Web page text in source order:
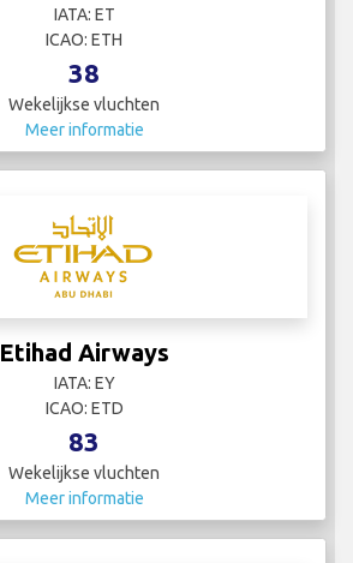
IATA: ET
ICAO: ETH
38
Wekelijkse vluchten
Meer informatie
Etihad Airways
IATA: EY
ICAO: ETD
83
Wekelijkse vluchten
Meer informatie